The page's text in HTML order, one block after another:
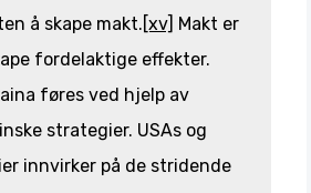
å skape makt.[xv] Makt er
fordelaktige effekter.
føres ved hjelp av
strategier. USAs og
innvirker på de stridende